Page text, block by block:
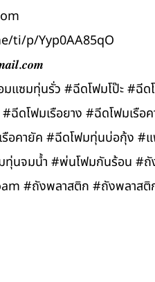
ti/p/Yyp0AA85qO
แซมทุ่นรั่ว #ฉีดโฟมโป๊ะ #ฉี
ฉีดโฟมเรือยาง #ฉีดโฟมเรื
รือคายัค #ฉีดโฟมทุ่นบ่อกุ้ง
ทุ่นจมน้ำ #พ่นโฟมกันร้อน #
#ถังพลาสติก #ถังพลาส